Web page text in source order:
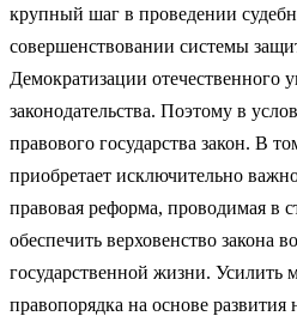
крупный шаг в проведении
совершенствовании системы
Демократизации отечественного
законодательства. Поэтому в
правового государства закон. В
приобретает исключительно
правовая реформа, проводимая в
обеспечить верховенство закона
государственной жизни. Усилить
правопорядка на основе развития